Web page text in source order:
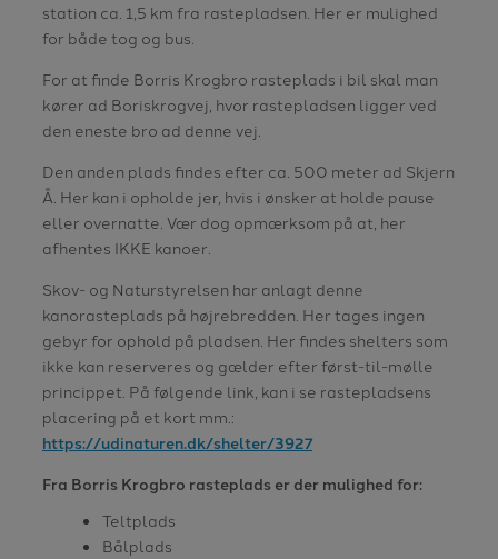
station ca. 1,5 km fra rastepladsen. Her er mulighed
for både tog og bus.
For at finde Borris Krogbro rasteplads i bil skal man
kører ad Boriskrogvej, hvor rastepladsen ligger ved
den eneste bro ad denne vej.
Den anden plads findes efter ca. 500 meter ad Skjern
Å. Her kan i opholde jer, hvis i ønsker at holde pause
eller overnatte. Vær dog opmærksom på at, her
afhentes IKKE kanoer.
Skov- og Naturstyrelsen har anlagt denne
kanorasteplads på højrebredden. Her tages ingen
gebyr for ophold på pladsen. Her findes shelters som
ikke kan reserveres og gælder efter først-til-mølle
princippet. På følgende link, kan i se rastepladsens
placering på et kort mm.:
https://udinaturen.dk/shelter/3927
Fra Borris Krogbro rasteplads er der mulighed for:
Teltplads
Bålplads